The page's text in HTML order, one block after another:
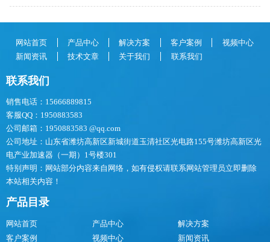
网站首页 产品中心 解决方案 客户案例
视频中心
新闻资讯
技术文章 关于我们 联系我们
联系我们
销售电话：15666889815
客服QQ：1950883583
公司邮箱：1950883583 @qq.com
公司地址：山东省潍坊高新区新城街道玉清社区光电路155号潍坊高新区光
电产业加速器（一期）1号楼301
特别声明：网站部分内容来自网络，如有侵权请联系网站管理员立即删除
本站相关内容！
产品目录
网站首页 产品中心
解决方案
客户案例
视频中心 新闻资讯